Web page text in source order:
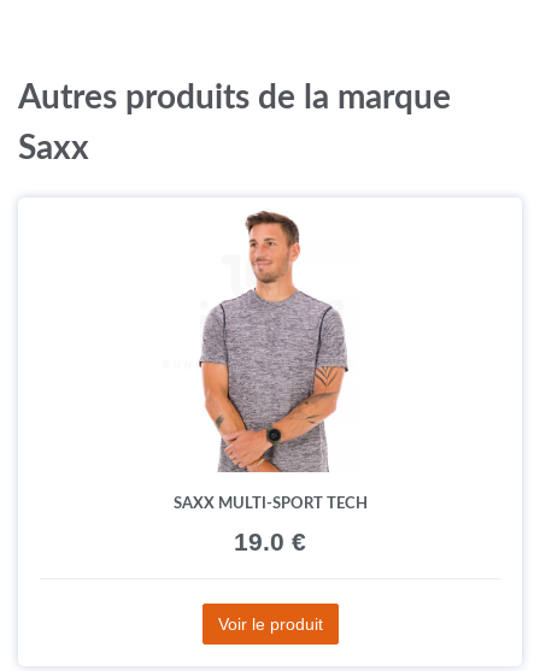
Autres produits de la marque
Saxx
SAXX MULTI-SPORT TECH
19.0 €
Voir le produit